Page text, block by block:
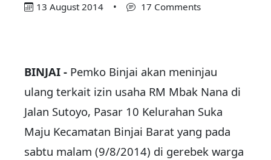
13 August 2014 • 17 Comments
BINJAI - Pemko Binjai akan meninjau
ulang terkait izin usaha RM Mbak Nana di
Jalan Sutoyo, Pasar 10 Kelurahan Suka
Maju Kecamatan Binjai Barat yang pada
sabtu malam (9/8/2014) di gerebek warga